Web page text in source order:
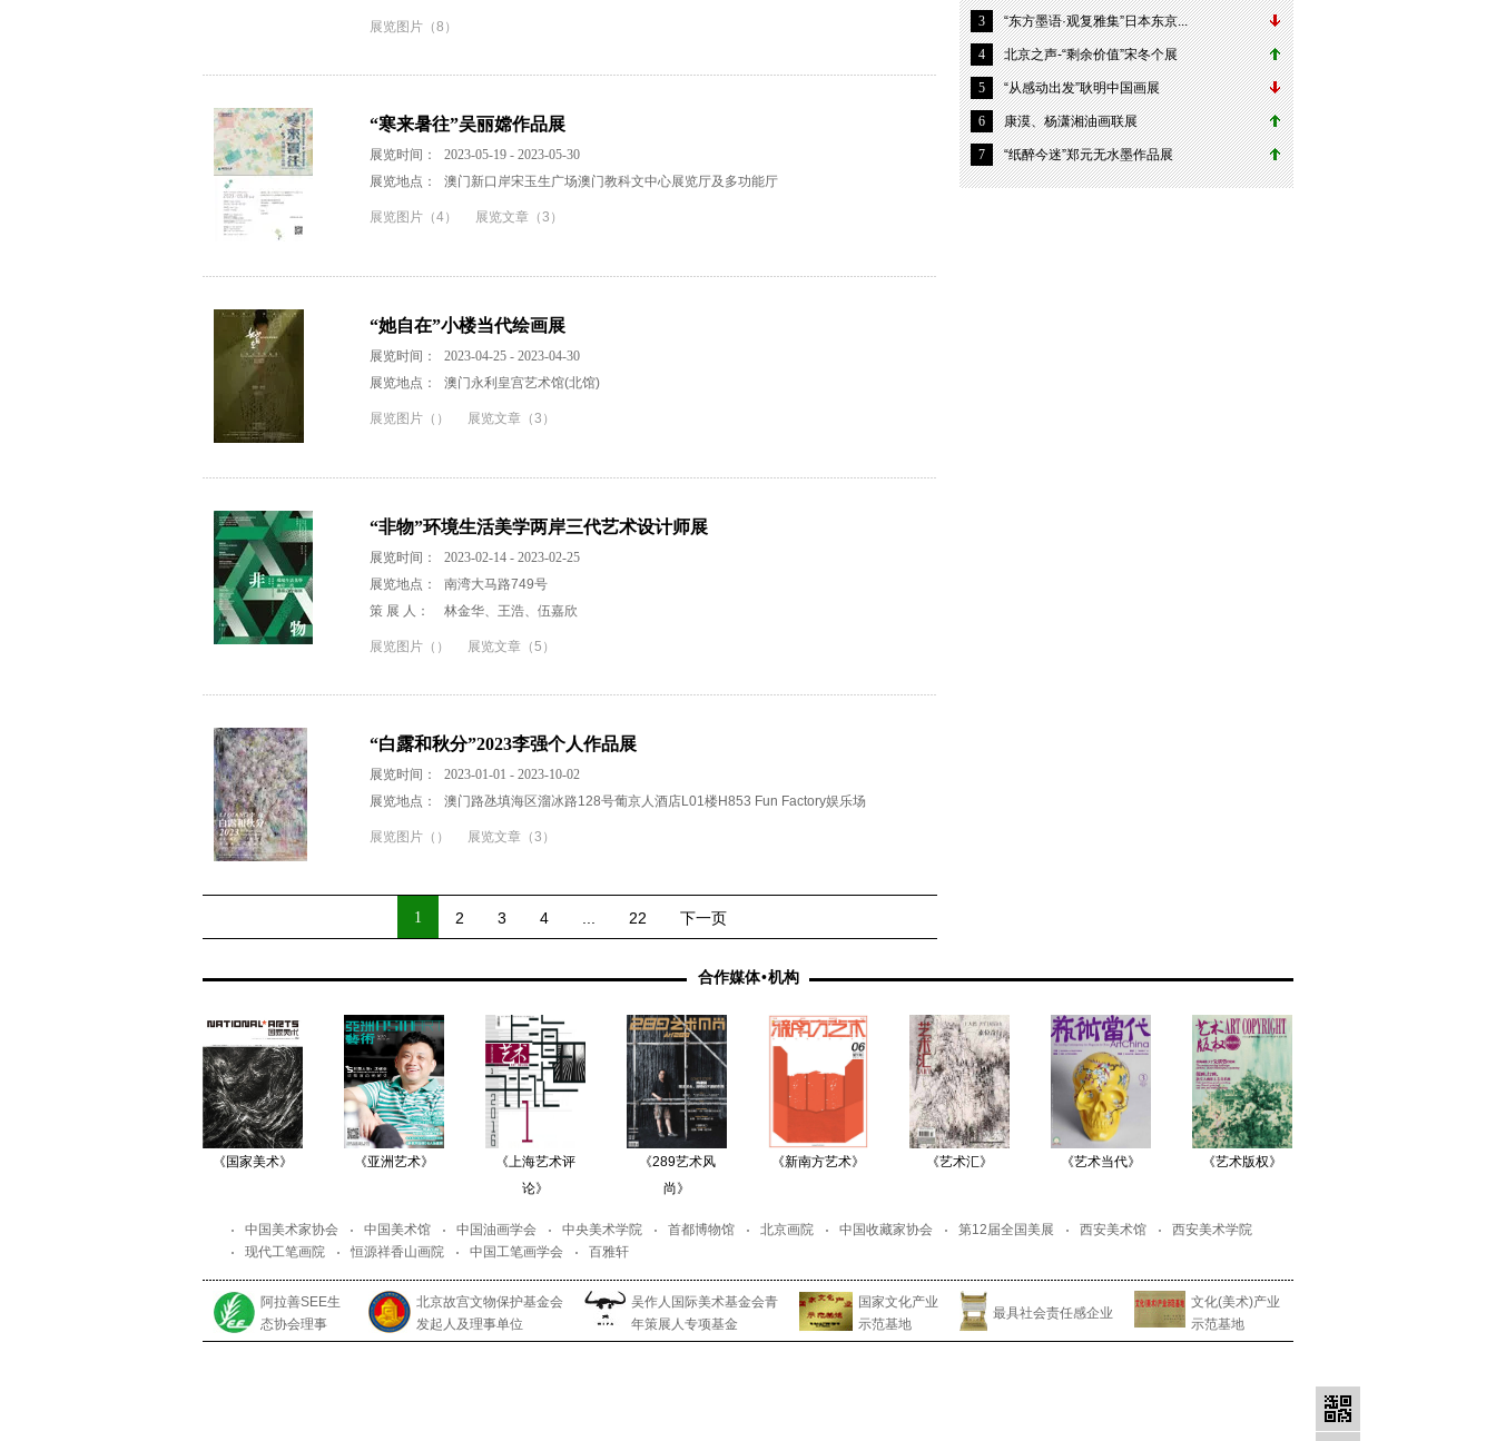
展览图片（8）
“寒来暑往”吴丽嫦作品展
展览时间：
2023-05-19 - 2023-05-30
展览地点：
澳门新口岸宋玉生广场澳门教科文中心展览厅及多功能厅
展览图片（4） 展览文章（3）
“她自在”小楼当代绘画展
展览时间：
2023-04-25 - 2023-04-30
展览地点：
澳门永利皇宫艺术馆(北馆)
展览图片（） 展览文章（3）
“非物”环境生活美学两岸三代艺术设计师展
展览时间：
2023-02-14 - 2023-02-25
展览地点：
南湾大马路749号
策 展 人：
林金华、王浩、伍嘉欣
展览图片（） 展览文章（5）
“白露和秋分”2023李强个人作品展
展览时间：
2023-01-01 - 2023-10-02
展览地点：
澳门路氹填海区溜冰路128号葡京人酒店L01楼H853 Fun Factory娱乐场
展览图片（） 展览文章（3）
1 2 3 4 22 下一页
3 “东方墨语·观复雅集”日本东京...
4 北京之声-“剩余价值”宋冬个展
5 “从感动出发”耿明中国画展
6 康漠、杨潇湘油画联展
7 “纸醉今迷”郑元无水墨作品展
合作媒体•机构
《国家美术》 《亚洲艺术》
《上海艺术评
论》
《289艺术风
尚》
《新南方艺术》 《艺术汇》 《艺术当代》 《艺术版权》
中国美术家协会 中国美术馆 中国油画学会 中央美术学院 首都博物馆 北京画院 中国收藏家协会 第12届全国美展 西安美术馆
西安美术学院
现代工笔画院
恒源祥香山画院 中国工笔画学会 百雅轩
阿拉善SEE生
态协会理事
北京故宫文物保护基金会
发起人及理事单位
吴作人国际美术基金会青
年策展人专项基金
国家文化产业
示范基地
最具社会责任感企业
文化(美术)产业
示范基地